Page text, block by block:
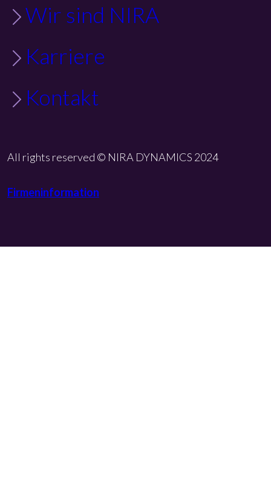
Wir sind NIRA
Karriere
Kontakt
All rights reserved © NIRA DYNAMICS 2024
Firmeninformation